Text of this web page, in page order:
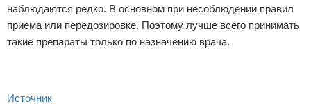
наблюдаются редко. В основном при несоблюдении правил
приема или передозировке. Поэтому лучше всего принимать
такие препараты только по назначению врача.
Источник